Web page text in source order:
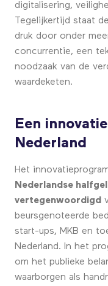
digitalisering,
Tegelijkertijd staat
druk door onder
concurrentie, een
noodzaak van de
waardeketen.
Een
Nederland
Het
Nederlandse
vertegenwoordigd
beursgenoteerde
start-ups, MKB en
Nederland. In het
om het publieke
waarborgen als